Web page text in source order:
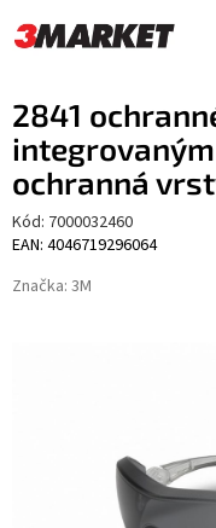
na
obsah
2841
ochranná
Kód: 7000032460
EAN: 4046719296064
Značka: 3M